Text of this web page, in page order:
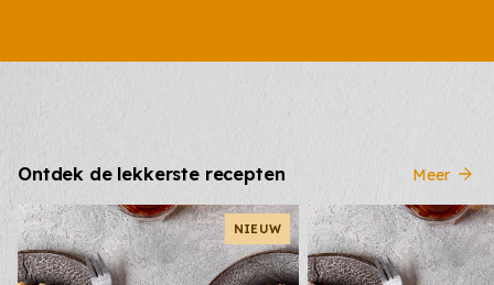
Ontdek de lekkerste recepten Meer
NIEUW